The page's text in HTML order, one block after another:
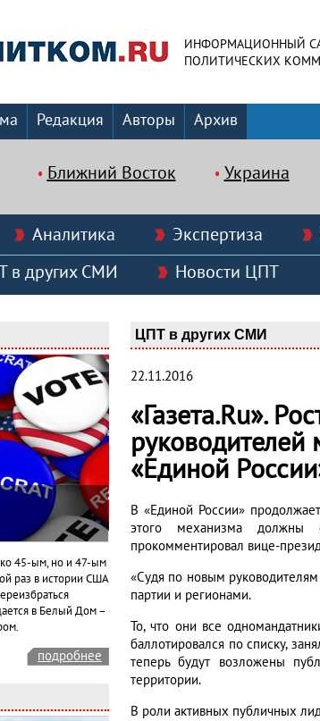
ИНФОРМАЦИОННЫЙ
ПОЛИТИЧЕСКИХ
Редакция Авторы Архив
Ближний Восток Украина
Аналитика Экспертиза
в других СМИ Новости ЦПТ
45-ым, но и 47-ым
раз в истории США
в Белый Дом –
подробнее
ЦПТ в других СМИ
22.11.2016
«Газета.Ru».
«Единой
В «Единой России»
этого механизма должны
прокомментировал вице-
«Судя по новым
партии и регионами.
То, что они все
баллотировался по списку,
теперь будут возложены
территории.
В роли активных публичных